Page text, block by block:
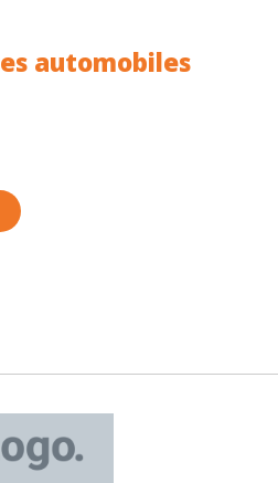
automobiles